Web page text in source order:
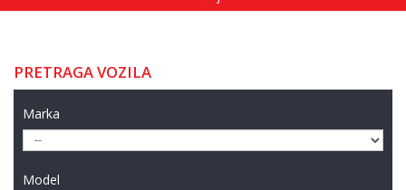
PRETRAGA VOZILA
Marka
Model